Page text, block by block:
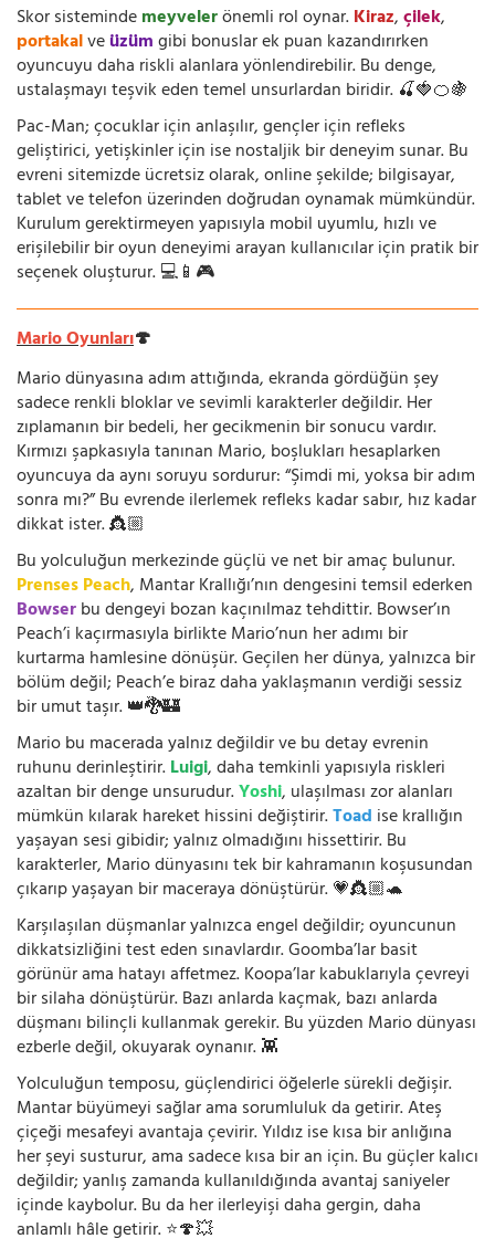
Skor sistemindemeyvelerönemli rol oynar.Kiraz,çilek,
portakalveüzümgibi bonuslar ek puan kazandırırken
oyuncuyu daha riskli alanlara yönlendirebilir. Bu denge,
ustalaşmayı teşvik eden temel unsurlardan biridir. 🍒🍓🍊🍇
Pac-Man; çocuklar için anlaşılır, gençler için refleks
geliştirici, yetişkinler için ise nostaljik bir deneyim sunar. Bu
evreni sitemizde ücretsiz olarak, online şekilde; bilgisayar,
tablet ve telefon üzerinden doğrudan oynamak mümkündür.
Kurulum gerektirmeyen yapısıyla mobil uyumlu, hızlı ve
erişilebilir bir oyun deneyimi arayan kullanıcılar için pratik bir
seçenek oluşturur. 💻📱🎮
Mario Oyunları🍄
Mario dünyasına adım attığında, ekranda gördüğün şey
sadece renkli bloklar ve sevimli karakterler değildir. Her
zıplamanın bir bedeli, her gecikmenin bir sonucu vardır.
Kırmızı şapkasıyla tanınan Mario, boşlukları hesaplarken
oyuncuya da aynı soruyu sordurur: “Şimdi mi, yoksa bir adım
sonra mı?” Bu evrende ilerlemek refleks kadar sabır, hız kadar
dikkat ister. 👸🏼
Bu yolculuğun merkezinde güçlü ve net bir amaç bulunur.
Prenses Peach, Mantar Krallığı’nın dengesini temsil ederken
Bowserbu dengeyi bozan kaçınılmaz tehdittir. Bowser’ın
Peach’i kaçırmasıyla birlikte Mario’nun her adımı bir
kurtarma hamlesine dönüşür. Geçilen her dünya, yalnızca bir
bölüm değil; Peach’e biraz daha yaklaşmanın verdiği sessiz
bir umut taşır. 👑🐉🏰
Mario bu macerada yalnız değildir ve bu detay evrenin
ruhunu derinleştirir.Luigi, daha temkinli yapısıyla riskleri
azaltan bir denge unsurudur.Yoshi, ulaşılması zor alanları
mümkün kılarak hareket hissini değiştirir.Toad ise krallığın
yaşayan sesi gibidir; yalnız olmadığını hissettirir. Bu
karakterler, Mario dünyasını tek bir kahramanın koşusundan
çıkarıp yaşayan bir maceraya dönüştürür. 💗👸🏼🐢
Karşılaşılan düşmanlar yalnızca engel değildir; oyuncunun
dikkatsizliğini test eden sınavlardır. Goomba’lar basit
görünür ama hatayı affetmez. Koopa’lar kabuklarıyla çevreyi
bir silaha dönüştürür. Bazı anlarda kaçmak, bazı anlarda
düşmanı bilinçli kullanmak gerekir. Bu yüzden Mario dünyası
ezberle değil, okuyarak oynanır. 👾
Yolculuğun temposu, güçlendirici öğelerle sürekli değişir.
Mantar büyümeyi sağlar ama sorumluluk da getirir. Ateş
çiçeği mesafeyi avantaja çevirir. Yıldız ise kısa bir anlığına
her şeyi susturur, ama sadece kısa bir an için. Bu güçler kalıcı
değildir; yanlış zamanda kullanıldığında avantaj saniyeler
içinde kaybolur. Bu da her ilerleyişi daha gergin, daha
anlamlı hâle getirir. ⭐🍄💥